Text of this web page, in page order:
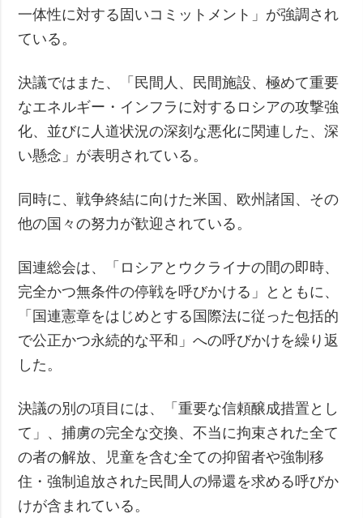
一体性に対する固いコミットメント」が強調され
ている。
決議ではまた、「民間人、民間施設、極めて重要
なエネルギー・インフラに対するロシアの攻撃強
化、並びに人道状況の深刻な悪化に関連した、深
い懸念」が表明されている。
同時に、戦争終結に向けた米国、欧州諸国、その
他の国々の努力が歓迎されている。
国連総会は、「ロシアとウクライナの間の即時、
完全かつ無条件の停戦を呼びかける」とともに、
「国連憲章をはじめとする国際法に従った包括的
で公正かつ永続的な平和」への呼びかけを繰り返
した。
決議の別の項目には、「重要な信頼醸成措置とし
て」、捕虜の完全な交換、不当に拘束された全て
の者の解放、児童を含む全ての抑留者や強制移
住・強制追放された民間人の帰還を求める呼びか
けが含まれている。